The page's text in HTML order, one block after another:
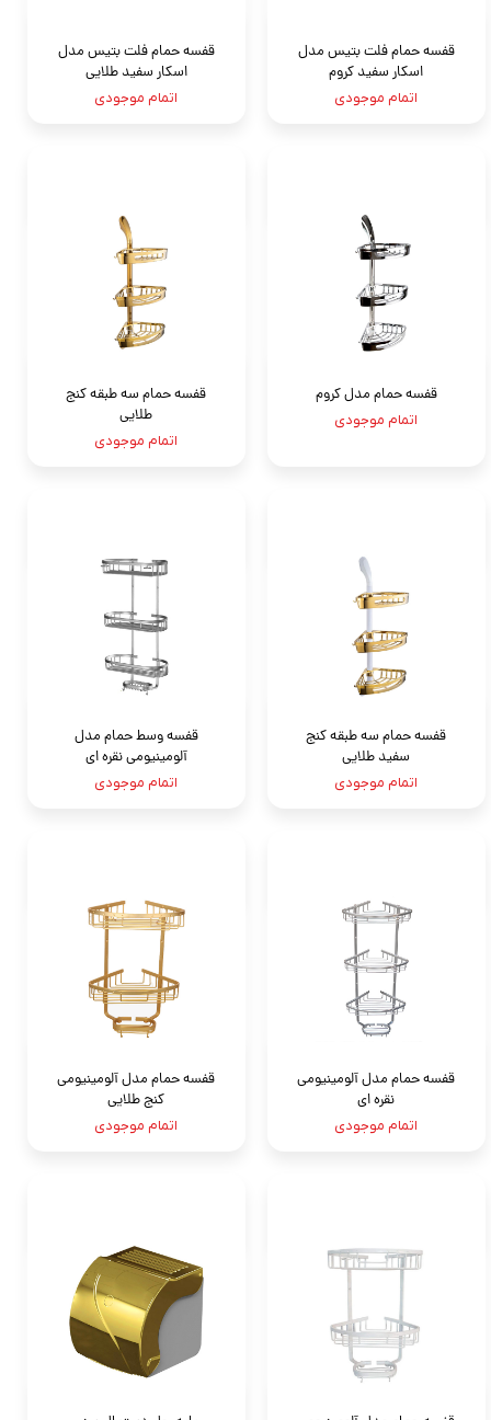
قفسه حمام فلت بتيس مدل
اسكار سفيد کروم
اتمام موجودی
قفسه حمام فلت بتيس مدل
اسكار سفيد طلايى
اتمام موجودی
قفسه حمام مدل کروم
اتمام موجودی
قفسه حمام سه طبقه کنج
طلایی
اتمام موجودی
قفسه حمام سه طبقه کنج
سفید طلایی
اتمام موجودی
قفسه وسط حمام مدل
آلومينيومى نقره اى
اتمام موجودی
قفسه حمام مدل آلومينيومى
نقره اى
اتمام موجودی
قفسه حمام مدل آلومینیومی
کنج طلایی
اتمام موجودی